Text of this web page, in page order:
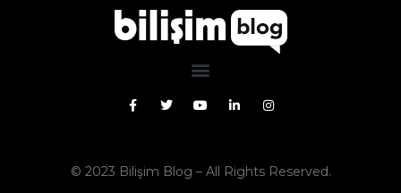
© 2023 Bilişim Blog – All Rights Reserved.